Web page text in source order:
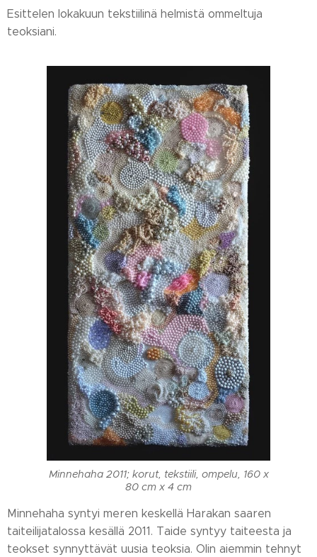
Esittelen lokakuun tekstiilinä helmistä ommeltuja
teoksiani.
Minnehaha 2011; korut, tekstiili, ompelu, 160 x
80 cm x 4 cm
Minnehaha syntyi meren keskellä Harakan saaren
taiteilijatalossa kesällä 2011. Taide syntyy taiteesta ja
teokset synnyttävät uusia teoksia. Olin aiemmin tehnyt